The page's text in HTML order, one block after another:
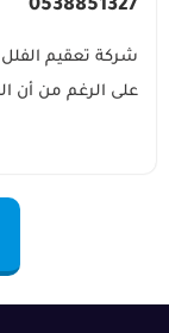
0538851327
شركة تعقيم الفلل
على الرغم من أن